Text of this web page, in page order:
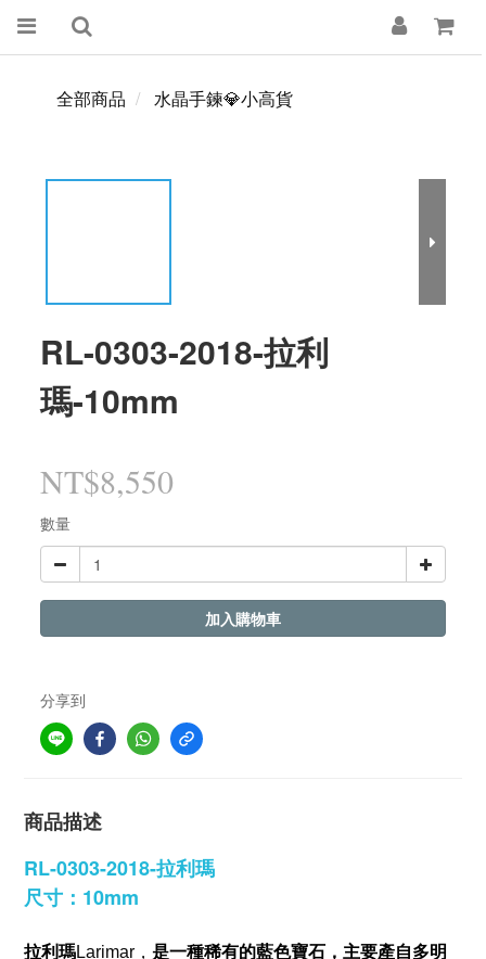
全部商品 水晶手鍊💎小高貨
RL-0303-2018-拉利
瑪-10mm
NT$8,550
數量
加入購物車
分享到
商品描述
RL-0303-2018-拉利瑪
尺寸：10mm
拉利瑪Larimar， 是一種稀有的藍色寶石，主要產自多明